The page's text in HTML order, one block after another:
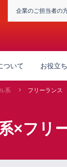
企業のご担当者の
ついて お役立
系 フリーランス
×フリ